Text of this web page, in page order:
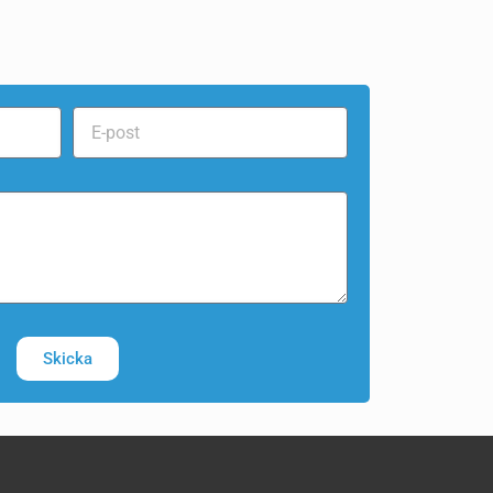
Skicka